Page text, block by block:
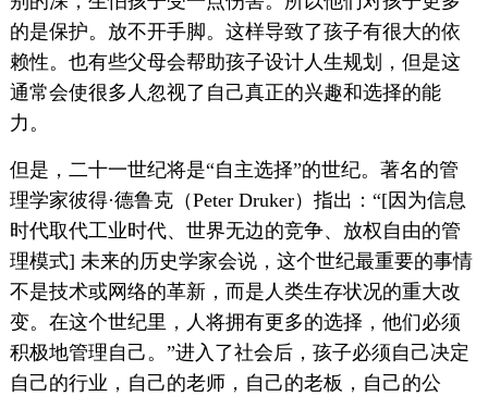
的是保护。放不开手脚。这样导致了孩子有很大的依
赖性。也有些父母会帮助孩子设计人生规划，但是这
通常会使很多人忽视了自己真正的兴趣和选择的能
力。
但是，二十一世纪将是“自主选择”的世纪。著名的管
理学家彼得·德鲁克（Peter Druker）指出：“[因为信息
时代取代工业时代、世界无边的竞争、放权自由的管
理模式] 未来的历史学家会说，这个世纪最重要的事情
不是技术或网络的革新，而是人类生存状况的重大改
变。在这个世纪里，人将拥有更多的选择，他们必须
积极地管理自己。”进入了社会后，孩子必须自己决定
自己的行业，自己的老师，自己的老板，自己的公